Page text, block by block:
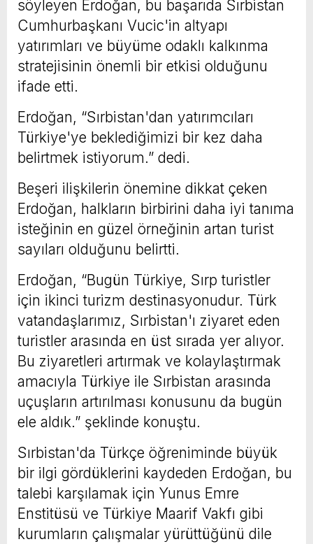
söyleyen Erdoğan, bu başarıda Sırbistan
Cumhurbaşkanı Vucic'in altyapı
yatırımları ve büyüme odaklı kalkınma
stratejisinin önemli bir etkisi olduğunu
ifade etti.
Erdoğan, “Sırbistan'dan yatırımcıları
Türkiye'ye beklediğimizi bir kez daha
belirtmek istiyorum.” dedi.
Beşeri ilişkilerin önemine dikkat çeken
Erdoğan, halkların birbirini daha iyi tanıma
isteğinin en güzel örneğinin artan turist
sayıları olduğunu belirtti.
Erdoğan, “Bugün Türkiye, Sırp turistler
için ikinci turizm destinasyonudur. Türk
vatandaşlarımız, Sırbistan'ı ziyaret eden
turistler arasında en üst sırada yer alıyor.
Bu ziyaretleri artırmak ve kolaylaştırmak
amacıyla Türkiye ile Sırbistan arasında
uçuşların artırılması konusunu da bugün
ele aldık.” şeklinde konuştu.
Sırbistan'da Türkçe öğreniminde büyük
bir ilgi gördüklerini kaydeden Erdoğan, bu
talebi karşılamak için Yunus Emre
Enstitüsü ve Türkiye Maarif Vakfı gibi
kurumların çalışmalar yürüttüğünü dile